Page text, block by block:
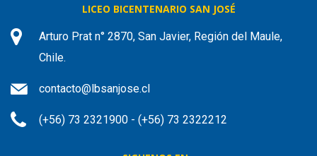
LICEO BICENTENARIO SAN JOSÉ
Arturo Prat n° 2870, San Javier, Región del Maule,
Chile.
contacto@lbsanjose.cl
(+56) 73 2321900 - (+56) 73 2322212